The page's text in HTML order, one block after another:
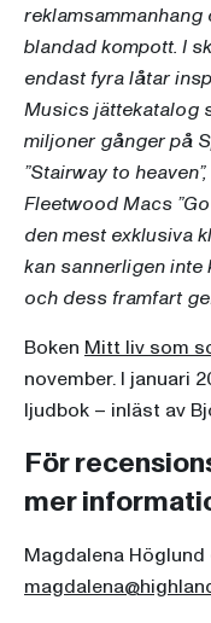
reklamsammanhang
blandad kompott. I
endast fyra låtar
Musics jättekatalog
miljoner gånger på
”Stairway to
Fleetwood Macs
den mest exklusiva
kan sannerligen inte
och dess framfart
Boken Mitt liv som
november. I januari
ljudbok – inläst av
För
mer
Magdalena Höglund